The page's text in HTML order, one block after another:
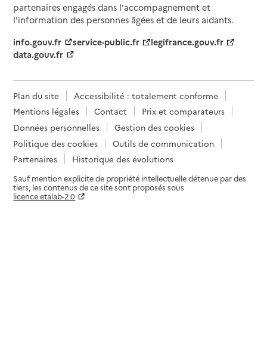
partenaires engagés dans l'accompagnement et
l'information des personnes âgées et de leurs aidants.
info.gouv.fr
service-public.fr
legifrance.gouv.fr
data.gouv.fr
Plan du site
Accessibilité : totalement conforme
Mentions légales
Contact
Prix et comparateurs
Données personnelles
Gestion des cookies
Politique des cookies
Outils de communication
Partenaires
Historique des évolutions
Sauf mention explicite de propriété intellectuelle détenue par des
tiers, les contenus de ce site sont proposés sous
licence etalab-2.0